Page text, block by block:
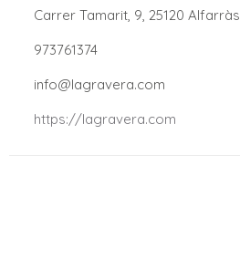
Carrer Tamarit, 9, 25120 Alfarràs
973761374
info@lagravera.com
https://lagravera.com